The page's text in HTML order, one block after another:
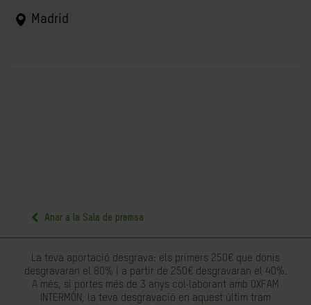
Madrid
Anar a la Sala de premsa
La teva aportació desgrava: els primers 250€ que donis
desgravaran el 80% i a partir de 250€ desgravaran el 40%.
A més, si portes més de 3 anys col·laborant amb OXFAM
INTERMÓN, la teva desgravació en aquest últim tram